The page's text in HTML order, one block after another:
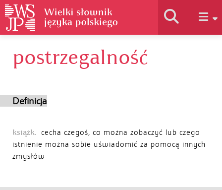
Historia słownika
postrzegalność
Definicja
książk. cecha czegoś, co można zobaczyć lub czego
istnienie można sobie uświadomić za pomocą innych
zmysłów